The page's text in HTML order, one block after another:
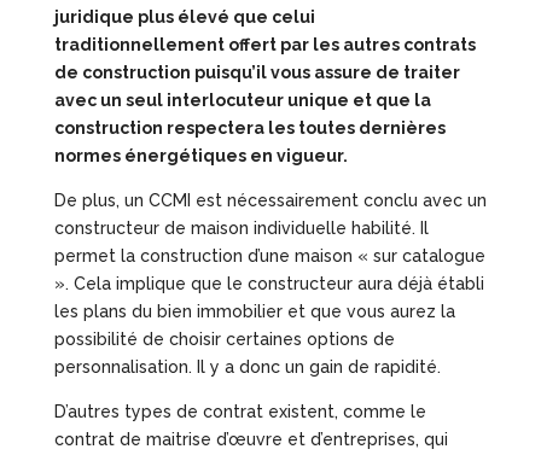
juridique plus élevé que celui
traditionnellement offert par les autres contrats
de construction puisqu’il vous assure de traiter
avec un seul interlocuteur unique et que la
construction respectera les toutes dernières
normes énergétiques en vigueur.
De plus, un CCMI est nécessairement conclu avec un
constructeur de maison individuelle habilité. Il
permet la construction d’une maison « sur catalogue
». Cela implique que le constructeur aura déjà établi
les plans du bien immobilier et que vous aurez la
possibilité de choisir certaines options de
personnalisation. Il y a donc un gain de rapidité.
D’autres types de contrat existent, comme le
contrat de maitrise d’œuvre et d’entreprises, qui